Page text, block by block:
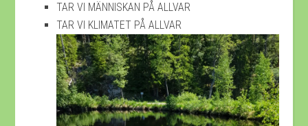
TAR VI MÄNNISKAN PÅ ALLVAR
TAR VI KLIMATET PÅ ALLVAR